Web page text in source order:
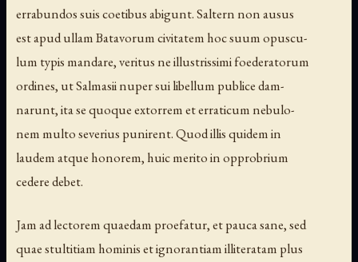
errabundos suis coetibus abigunt. Saltern non ausus
est apud ullam Batavorum civitatem hoc suum opuscu-
lum typis mandare, veritus ne illustrissimi foederatorum
ordines, ut Salmasii nuper sui libellum publice dam-
narunt, ita se quoque extorrem et erraticum nebulo-
nem multo severius punirent. Quod illis quidem in
laudem atque honorem, huic merito in opprobrium
cedere debet.
Jam ad lectorem quaedam proefatur, et pauca sane, sed
quae stultitiam hominis et ignorantiam illiteratam plus